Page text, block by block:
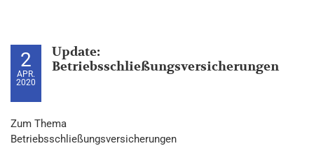
2
APR.
2020
Update:
Betriebsschließungsversicherungen
Zum Thema
Betriebsschließungsversicherungen